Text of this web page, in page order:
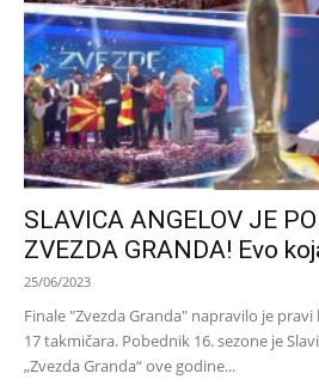
SLAVICA ANGELOV JE
ZVEZDA GRANDA! Evo
25/06/2023
Finale "Zvezda Granda" napravilo je
17 takmičara. Pobednik 16. sezone je
„Zvezda Granda“ ove godine...